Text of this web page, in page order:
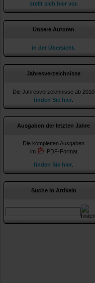
stellt sich hier vor.
Unsere Autoren
in der Übersicht.
Jahresverzeichnisse
Die Jahresverzeichnisse ab 2010
finden Sie hier
Ausgaben der letzten Jahre
Die kompletten Ausgaben
im
PDF-Format
finden Sie hier
Suche in Artikeln